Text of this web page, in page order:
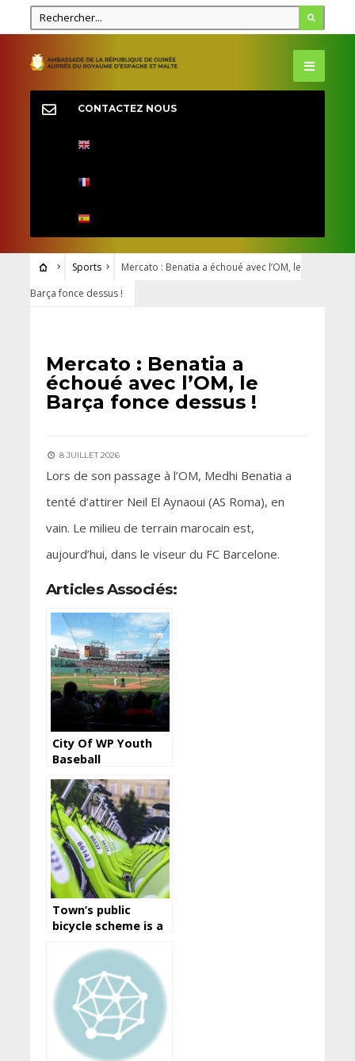
CONTACTEZ NOUS
Sports
Mercato : Benatia a échoué avec l’OM, le
Barça fonce dessus !
Mercato : Benatia a
échoué avec l’OM, le
Barça fonce dessus !
8 JUILLET 2026
Lors de son passage à l’OM, Medhi Benatia a
tenté d’attirer Neil El Aynaoui (AS Roma), en
vain. Le milieu de terrain marocain est,
aujourd’hui, dans le viseur du FC Barcelone.
Articles Associés:
City Of WP Youth
Baseball
Town’s public
bicycle scheme is a
around the city